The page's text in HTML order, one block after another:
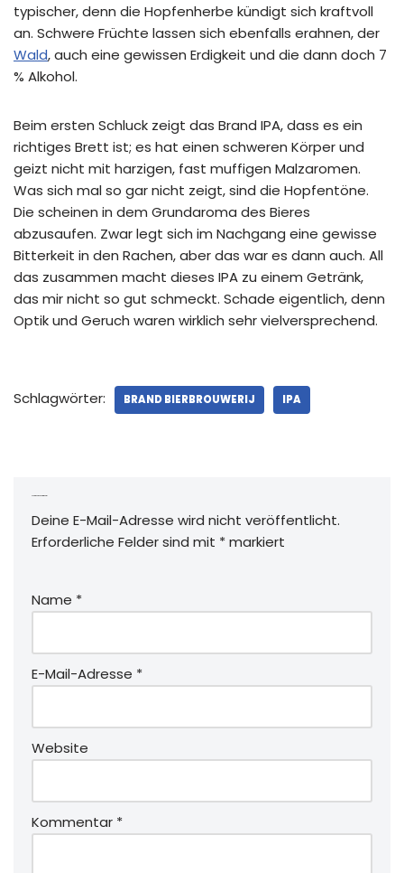
typischer, denn die Hopfenherbe kündigt sich kraftvoll
an. Schwere Früchte lassen sich ebenfalls erahnen, der
Wald, auch eine gewissen Erdigkeit und die dann doch 7
% Alkohol.
Beim ersten Schluck zeigt das Brand IPA, dass es ein
richtiges Brett ist; es hat einen schweren Körper und
geizt nicht mit harzigen, fast muffigen Malzaromen.
Was sich mal so gar nicht zeigt, sind die Hopfentöne.
Die scheinen in dem Grundaroma des Bieres
abzusaufen. Zwar legt sich im Nachgang eine gewisse
Bitterkeit in den Rachen, aber das war es dann auch. All
das zusammen macht dieses IPA zu einem Getränk,
das mir nicht so gut schmeckt. Schade eigentlich, denn
Optik und Geruch waren wirklich sehr vielversprechend.
Schlagwörter: BRAND BIERBROUWERIJ IPA
Deine E-Mail-Adresse wird nicht veröffentlicht.
Erforderliche Felder sind mit *markiert
Name *
E-Mail-Adresse *
Website
Kommentar *